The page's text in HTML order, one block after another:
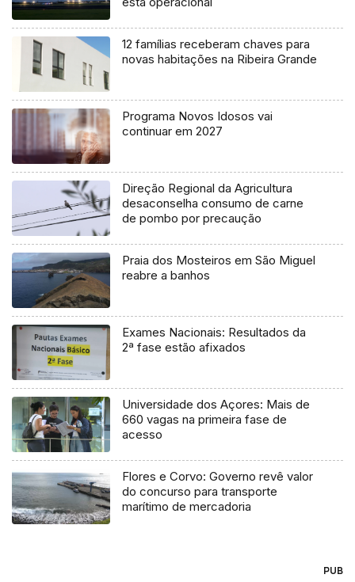
12 famílias receberam chaves para
novas habitações na Ribeira Grande
Programa Novos Idosos vai
continuar em 2027
Direção Regional da Agricultura
desaconselha consumo de carne
de pombo por precaução
Praia dos Mosteiros em São Miguel
reabre a banhos
Exames Nacionais: Resultados da
2ª fase estão afixados
Universidade dos Açores: Mais de
660 vagas na primeira fase de
acesso
Flores e Corvo: Governo revê valor
do concurso para transporte
marítimo de mercadoria
PUB